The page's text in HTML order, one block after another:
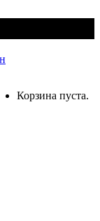
Корзина пуста.